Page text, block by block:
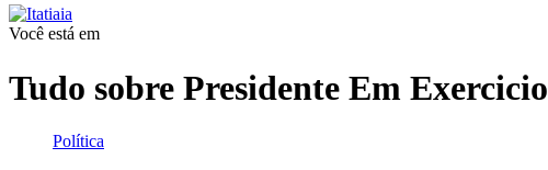
Você está em
Tudo sobre Presidente Em Exercicio
Política